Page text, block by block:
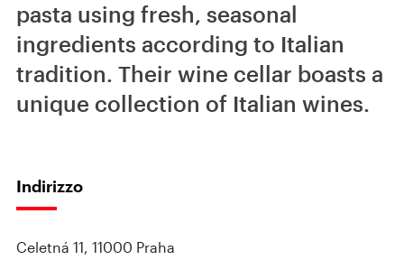
pasta using fresh, seasonal
ingredients according to Italian
tradition. Their wine cellar boasts a
unique collection of Italian wines.
Indirizzo
Celetná 11, 11000 Praha